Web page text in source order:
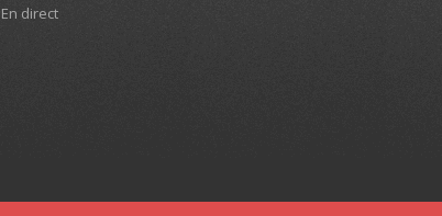
En direct